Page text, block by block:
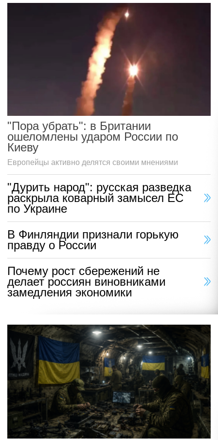
"Пора убрать": в Британии
ошеломлены ударом России по
Киеву
Европейцы активно делятся своими мнениями
"Дурить народ": русская разведка
раскрыла коварный замысел ЕС
по Украине
В Финляндии признали горькую
правду о России
Почему рост сбережений не
делает россиян виновниками
замедления экономики